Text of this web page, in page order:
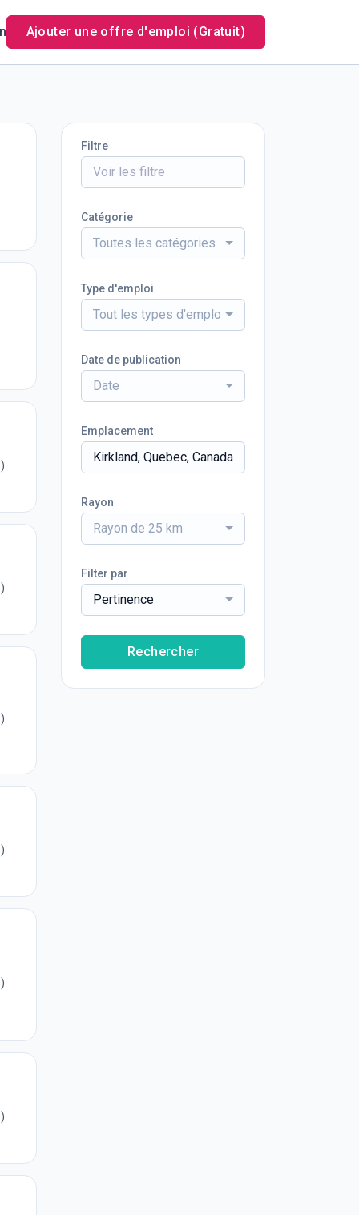
Ajouter une offre d'emploi (Gratuit)
Filtre
Catégorie
Toutes les catégories
Type d'emploi
Tout les types d'emploi
Date de publication
Date
Emplacement
Rayon
Rayon de 25 km
Filter par
Pertinence
Rechercher